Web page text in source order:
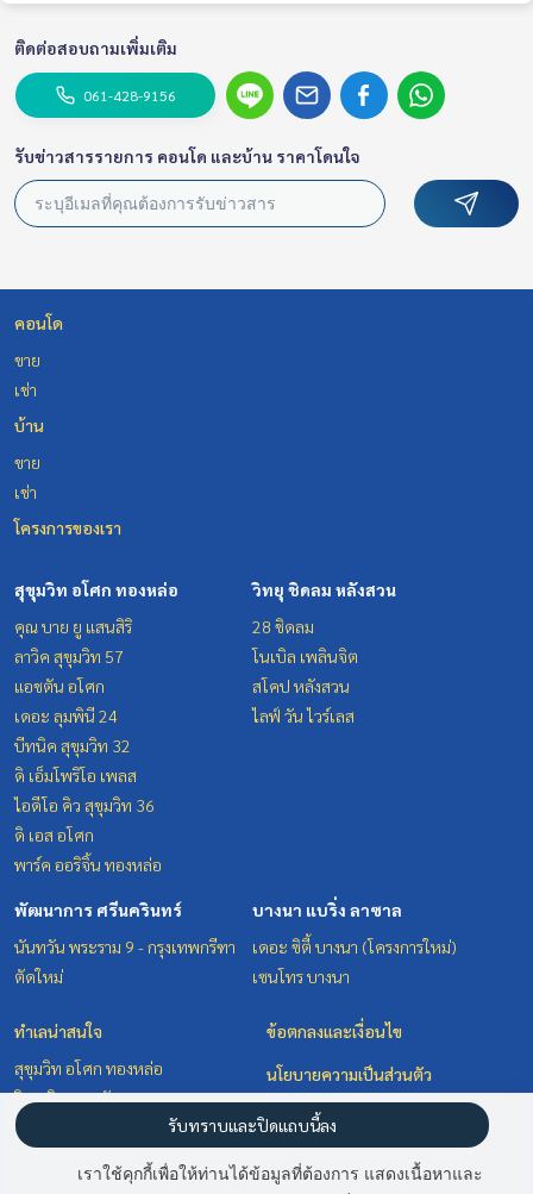
ติดต่อสอบถามเพิ่มเติม
061-428-9156
รับข่าวสารรายการ คอนโด และบ้าน ราคาโดนใจ
คอนโด
ขาย
เช่า
บ้าน
ขาย
เช่า
โครงการของเรา
สุขุมวิท อโศก ทองหล่อ
คุณ บาย ยู แสนสิริ
ลาวิค สุขุมวิท 57
แอชตัน อโศก
เดอะ ลุมพินี 24
บีทนิค สุขุมวิท 32
ดิ เอ็มโพริโอ เพลส
ไอดีโอ คิว สุขุมวิท 36
ดิ เอส อโศก
พาร์ค ออริจิ้น ทองหล่อ
วิทยุ ชิดลม หลังสวน
28 ชิดลม
โนเบิล เพลินจิต
สโคป หลังสวน
ไลฟ์ วัน ไวร์เลส
พัฒนาการ ศรีนครินทร์
นันทวัน พระราม 9 - กรุงเทพกรีฑา
ตัดใหม่
บางนา แบริ่ง ลาซาล
เดอะ ซิตี้ บางนา (โครงการใหม่)
เซนโทร บางนา
ทำเลน่าสนใจ
สุขุมวิท อโศก ทองหล่อ
วิทยุ ชิดลม หลังสวน
บางนา แบริ่ง ลาซาล
พัฒนาการ ศรีนครินทร์
ข้อตกลงและเงื่อนไข
นโยบายความเป็นส่วนตัว
เกี่ยวกับเรา
วิธีการฝากขาย-เช่า
เราใช้คุกกี้เพื่อให้ท่านได้ข้อมูลที่ต้องการ แสดงเนื้อหาและ
รับทราบและปิดแถบนี้ลง